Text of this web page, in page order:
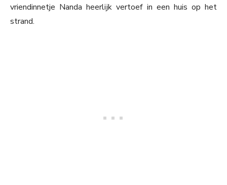
vriendinnetje Nanda heerlijk vertoef in een huis op het
strand.